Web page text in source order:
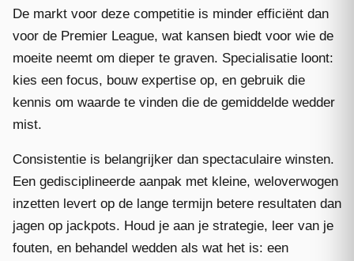
De markt voor deze competitie is minder efficiënt dan
voor de Premier League, wat kansen biedt voor wie de
moeite neemt om dieper te graven. Specialisatie loont:
kies een focus, bouw expertise op, en gebruik die
kennis om waarde te vinden die de gemiddelde wedder
mist.
Consistentie is belangrijker dan spectaculaire winsten.
Een gedisciplineerde aanpak met kleine, weloverwogen
inzetten levert op de lange termijn betere resultaten dan
jagen op jackpots. Houd je aan je strategie, leer van je
fouten, en behandel wedden als wat het is: een